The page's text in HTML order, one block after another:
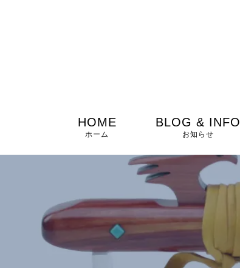
HOME
ホーム
BLOG & INFO
お知らせ